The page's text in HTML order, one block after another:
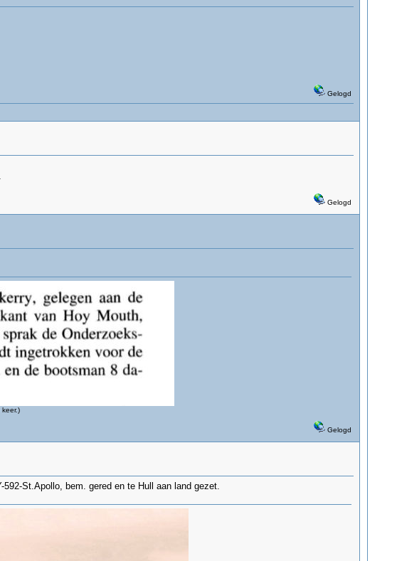
Gelogd
Gelogd
Gelogd
St.Apollo, bem. gered en te Hull aan land gezet.